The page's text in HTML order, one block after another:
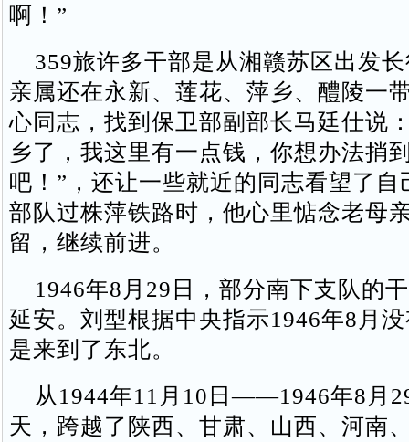
啊！”
359旅许多干部是从湘赣苏区出发
亲属还在永新、莲花、萍乡、醴陵一
心同志，找到保卫部副部长马廷仕说
乡了，我这里有一点钱，你想办法捎
吧！”，还让一些就近的同志看望了自
部队过株萍铁路时，他心里惦念老母
留，继续前进。
1946年8月29日，部分南下支队的
延安。刘型根据中央指示1946年8月
是来到了东北。
从1944年11月10日——1946年8月
天，跨越了陕西、甘肃、山西、河南